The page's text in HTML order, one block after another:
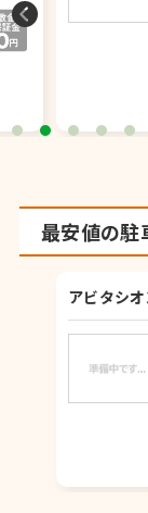
最安値の駐
アビタシオ